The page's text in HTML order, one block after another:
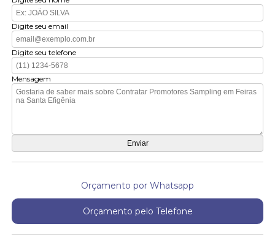
Digite seu email
Digite seu telefone
Mensagem
Orçamento por Whatsapp
Orçamento pelo Telefone